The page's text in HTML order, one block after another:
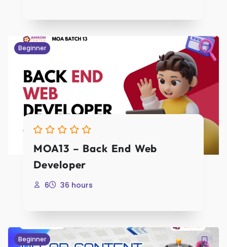
Registrasi
Beginner
MOA13 – Back End Web
Developer
6 36 hours
Beginner